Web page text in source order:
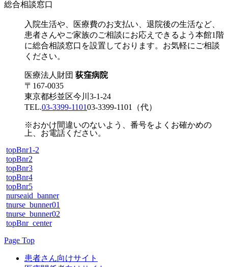
総合相談窓口
入院生活や、医療費のお支払い、退院後の生活など、
患者さんやご家族のご相談にお応えできるよう本館1階
に総合相談窓口を設置しております。お気軽にご相談
ください。
医療法人財団 荻窪病院
〒167-0035
東京都杉並区今川3-1-24
TEL.03-3399-110103-3399-1101 （代）
※おかけ間違いのないよう、番号をよくお確かめの
上、お電話ください。
topBnr1-2
topBnr2
topBnr3
topBnr4
topBnr5
nurseaid_banner
tnurse_bunner01
tnurse_bunner02
topBnr_center
Page Top
患者さん向けサイト